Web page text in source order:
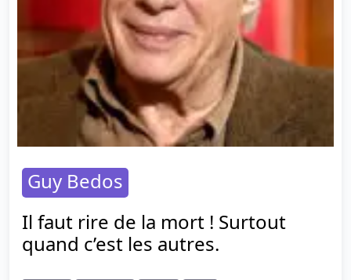
Guy Bedos
Il faut rire de la mort ! Surtout
quand c’est les autres.